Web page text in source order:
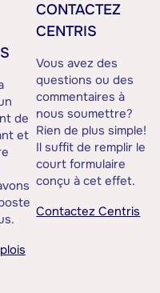
de
et
CONTACTEZ
CENTRIS
Vous avez des
questions ou des
commentaires à
nous soumettre?
Rien de plus simple!
Il suffit de remplir le
court formulaire
conçu à cet effet.
Contactez Centris